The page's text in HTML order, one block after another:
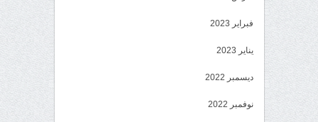
فبراير 2023
يناير 2023
ديسمبر 2022
نوفمبر 2022